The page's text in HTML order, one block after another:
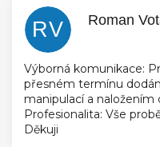
RV Roman
Hodnocení
Výborná komunikace:
přesném termínu
manipulací a
Profesionalita: Vše
Děkuji